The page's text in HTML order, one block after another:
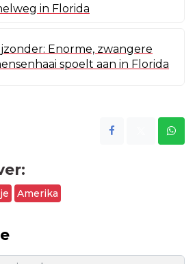
in Florida
Enorme, zwangere
spoelt aan in Florida
Amerika